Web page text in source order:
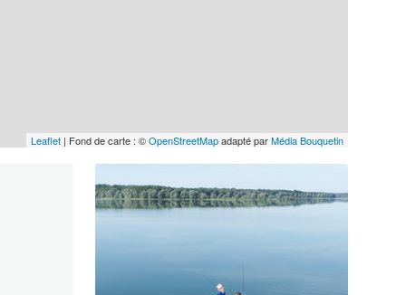
Leaflet | Fond de carte : ©OpenStreetMapadapté parMédia Bouquetin